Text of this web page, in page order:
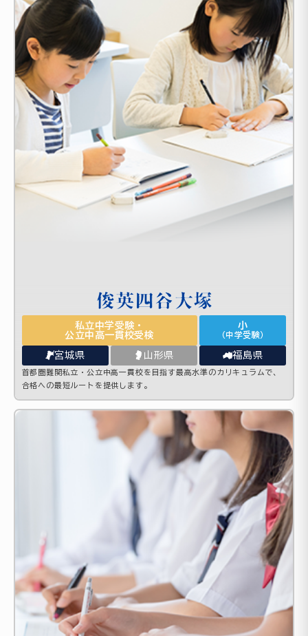
私立中学受験・
公立中高一貫校受検
小
（中学受験）
宮城県 山形県 福島県
首都圏難関私立・公立中高一貫校を目指す最高水準のカリキュラムで、
合格への最短ルートを提供します。